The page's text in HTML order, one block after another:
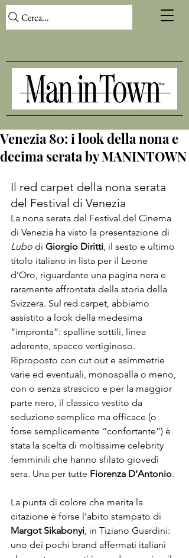
Cerca...
Venezia 80: i look della nona e
decima serata by MANINTOWN
Il red carpet della nona serata
del Festival di Venezia
La nona serata del Festival del Cinema
di Venezia ha visto la presentazione di
Lubo di Giorgio Diritti, il sesto e ultimo
titolo italiano in lista per il Leone
d’Oro, riguardante una pagina nera e
raramente affrontata della storia della
Svizzera. Sul red carpet, abbiamo
assistito a look della medesima
“impronta”: spalline sottili, linea
aderente, spacco vertiginoso.
Riproposto con cut out e asimmetrie
varie ed eventuali, monospalla o meno,
con o senza strascico e per la maggior
parte nero, il classico vestito da
seduzione semplice ma efficace (o
forse semplicemente “confortante”) è
stata la scelta di moltissime celebrity
femminili che hanno sfilato giovedì
sera. Una per tutte Fiorenza D’Antonio.
La punta di colore che merita la
citazione è forse l’abito stampato di
Margot Sikabonyi, in Tiziano Guardini:
uno dei pochi brand affermati italiani